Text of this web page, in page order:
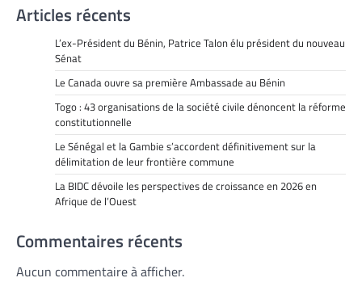
Articles récents
L’ex-Président du Bénin, Patrice Talon élu président du nouveau
Sénat
Le Canada ouvre sa première Ambassade au Bénin
Togo : 43 organisations de la société civile dénoncent la réforme
constitutionnelle
Le Sénégal et la Gambie s’accordent définitivement sur la
délimitation de leur frontière commune
La BIDC dévoile les perspectives de croissance en 2026 en
Afrique de l’Ouest
Commentaires récents
Aucun commentaire à afficher.